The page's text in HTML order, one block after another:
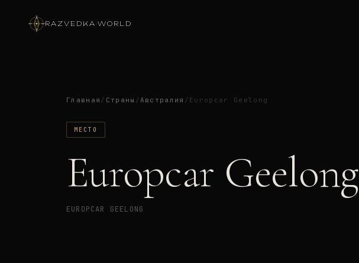
RAZVEDKA·WORLD
Главная / Страны /Австралия / Europcar Geelong
МЕСТО
Europcar Geelong
EUROPCAR GEELONG